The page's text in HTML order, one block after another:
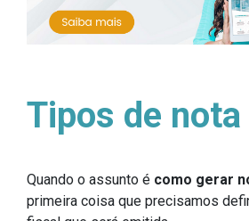
Tipos de
Quando o assunto é como gerar
primeira coisa que precisamos